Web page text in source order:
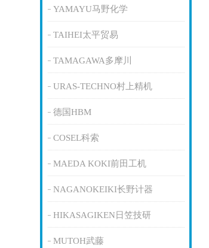
YAMAYU马野化学
TAIHEI太平贸易
TAMAGAWA多摩川
URAS-TECHNO村上精机
德国HBM
COSEL科索
MAEDA KOKI前田工机
NAGANOKEIKI长野计器
HIKASAGIKEN日笠技研
MUTOH武藤